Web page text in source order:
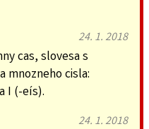
24. 1. 2018
cas, slovesa s
mnozneho cisla:
I (-eís).
24. 1. 2018